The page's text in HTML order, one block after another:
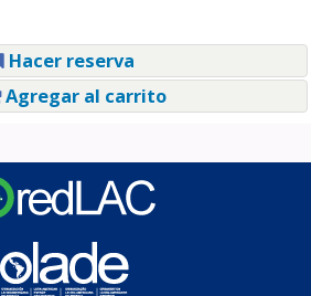
Hacer reserva
Agregar al carrito